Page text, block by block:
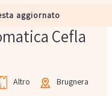
aggiornato
Cefla
Altro
Brugnera